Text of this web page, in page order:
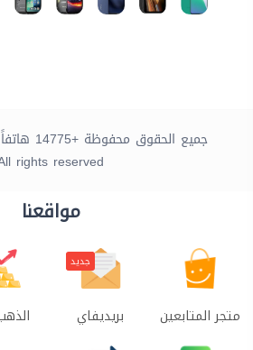
جميع الحقوق محفوظة +14775 هاتفاً © موبايلاوي 2026
rights reserved